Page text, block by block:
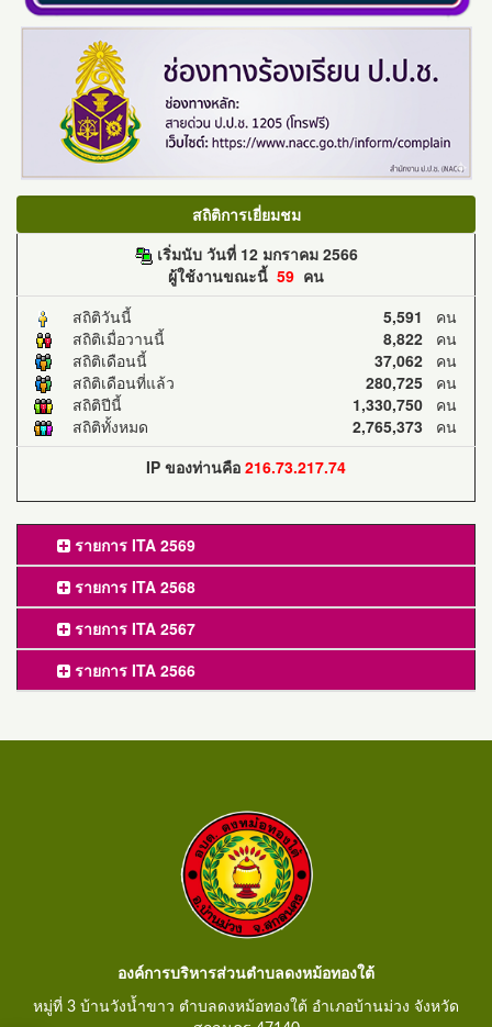
สถิติการเยี่ยมชม
เริ่มนับ วันที่ 12 มกราคม 2566
ผู้ใช้งานขณะนี้ 59 คน
สถิติวันนี้
5,591 คน
สถิติเมื่อวานนี้
8,822 คน
สถิติเดือนนี้
37,062 คน
สถิติเดือนที่แล้ว
280,725 คน
สถิติปีนี้
1,330,750 คน
สถิติทั้งหมด
2,765,373 คน
IP ของท่านคือ 216.73.217.74
รายการ ITA 2569
รายการ ITA 2568
รายการ ITA 2567
รายการ ITA 2566
องค์การบริหารส่วนตำบลดงหม้อทองใต้
หมู่ที่ 3 บ้านวังน้ำขาว ตำบลดงหม้อทองใต้ อำเภอบ้านม่วง จังหวัด